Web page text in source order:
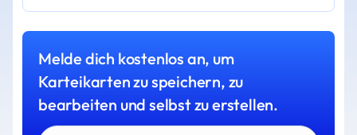
Melde dich kostenlos an, um
Karteikarten zu speichern, zu
bearbeiten und selbst zu erstellen.